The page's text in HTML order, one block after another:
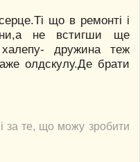
що в ремонті і
не встигши ще
дружина теж
олдскулу.Де брати
за те, що можу зробити